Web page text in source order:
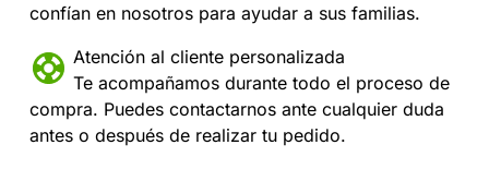
confían en nosotros para ayudar a sus familias.
Atención al cliente personalizada
Te acompañamos durante todo el proceso de
compra. Puedes contactarnos ante cualquier duda
antes o después de realizar tu pedido.